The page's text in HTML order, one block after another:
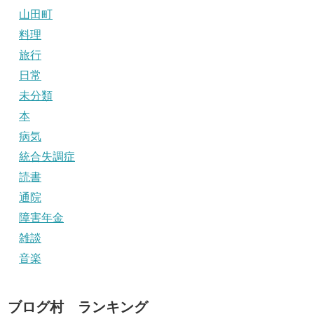
山田町
料理
旅行
日常
未分類
本
病気
統合失調症
読書
通院
障害年金
雑談
音楽
ブログ村 ランキング